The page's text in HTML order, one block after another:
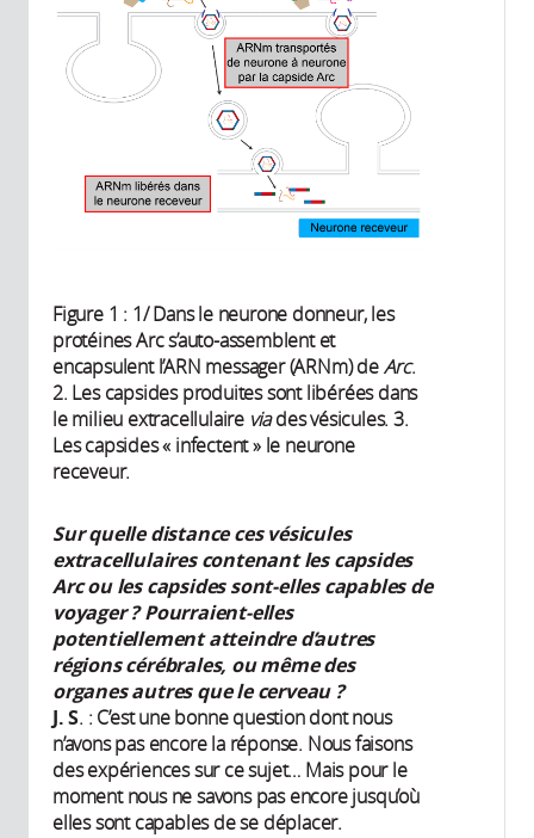
Figure 1 : 1/ Dans le neurone donneur, les
protéines Arc s’auto-assemblent et
encapsulent l’ARN messager (ARNm) deArc.
2. Les capsides produites sont libérées dans
le milieu extracellulaire viades vésicules. 3.
Les capsides « infectent » le neurone
receveur.
Sur quelle distance ces vésicules
extracellulaires contenant les capsides
Arc ou les capsides sont-elles capables de
voyager ? Pourraient-elles
potentiellement atteindre d’autres
régions cérébrales, ou même des
organes autres que le cerveau ?
J. S. : C’est une bonne question dont nous
n’avons pas encore la réponse. Nous faisons
des expériences sur ce sujet… Mais pour le
moment nous ne savons pas encore jusqu’où
elles sont capables de se déplacer.